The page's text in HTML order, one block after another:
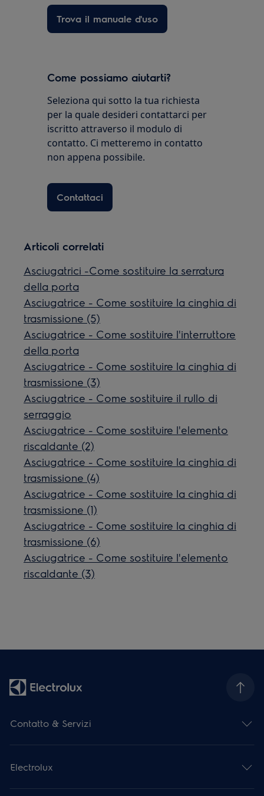
Trova il manuale d'uso
Come possiamo aiutarti?
Seleziona qui sotto la tua richiesta
per la quale desideri contattarci per
iscritto attraverso il modulo di
contatto. Ci metteremo in contatto
non appena possibile.
Contattaci
Articoli correlati
Asciugatrici -Come sostituire la serratura
della porta
Asciugatrice - Come sostituire la cinghia di
trasmissione (5)
Asciugatrice - Come sostituire l'interruttore
della porta
Asciugatrice - Come sostituire la cinghia di
trasmissione (3)
Asciugatrice - Come sostituire il rullo di
serraggio
Asciugatrice - Come sostituire l'elemento
riscaldante (2)
Asciugatrice - Come sostituire la cinghia di
trasmissione (4)
Asciugatrice - Come sostituire la cinghia di
trasmissione (1)
Asciugatrice - Come sostituire la cinghia di
trasmissione (6)
Asciugatrice - Come sostituire l'elemento
riscaldante (3)
Contatto & Servizi
Electrolux